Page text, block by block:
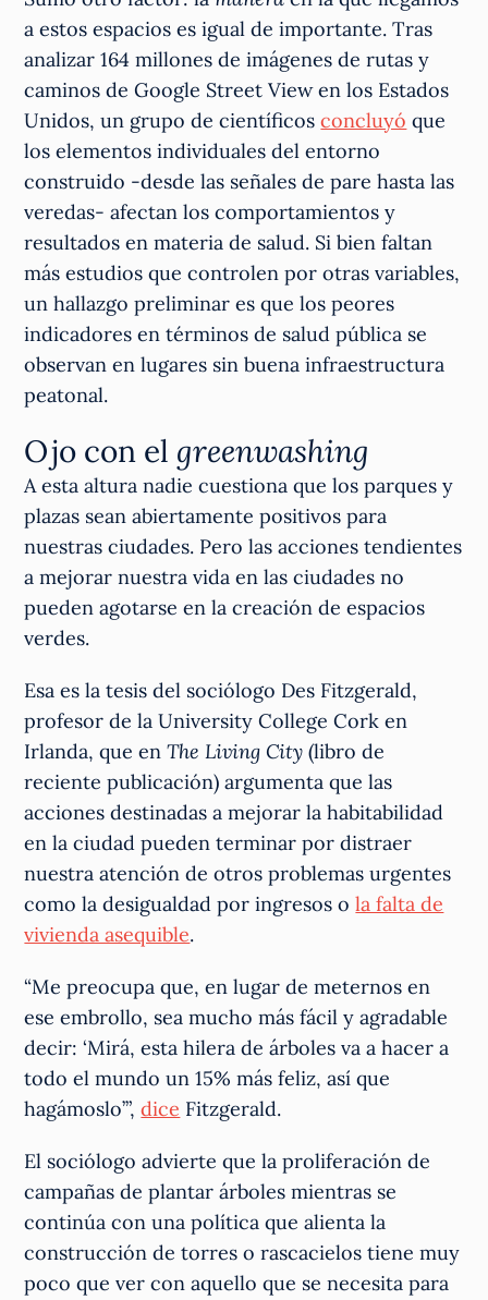
a estos espacios es igual de importante. Tras
analizar 164 millones de imágenes de rutas y
caminos de Google Street View en los Estados
Unidos, un grupo de científicosconcluyó que
los elementos individuales del entorno
construido -desde las señales de pare hasta las
veredas- afectan los comportamientos y
resultados en materia de salud. Si bien faltan
más estudios que controlen por otras variables,
un hallazgo preliminar es que los peores
indicadores en términos de salud pública se
observan en lugares sin buena infraestructura
peatonal.
Ojo con el greenwashing
A esta altura nadie cuestiona que los parques y
plazas sean abiertamente positivos para
nuestras ciudades. Pero las acciones tendientes
a mejorar nuestra vida en las ciudades no
pueden agotarse en la creación de espacios
verdes.
Esa es la tesis del sociólogo Des Fitzgerald,
profesor de la University College Cork en
Irlanda, que enThe Living City (libro de
reciente publicación) argumenta que las
acciones destinadas a mejorar la habitabilidad
en la ciudad pueden terminar por distraer
nuestra atención de otros problemas urgentes
como la desigualdad por ingresos ola falta de
vivienda asequible.
“Me preocupa que, en lugar de meternos en
ese embrollo, sea mucho más fácil y agradable
decir: ‘Mirá, esta hilera de árboles va a hacer a
todo el mundo un 15% más feliz, así que
hagámoslo’”,dice Fitzgerald.
El sociólogo advierte que la proliferación de
campañas de plantar árboles mientras se
continúa con una política que alienta la
construcción de torres o rascacielos tiene muy
poco que ver con aquello que se necesita para